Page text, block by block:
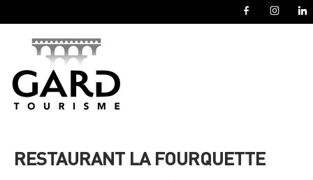
RESTAURANT LA FOURQUETTE